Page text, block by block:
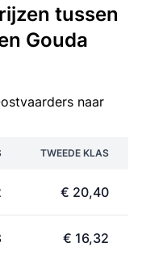
tussen
Gouda
naar
TWEEDE KLAS
€ 20,40
€ 16,32